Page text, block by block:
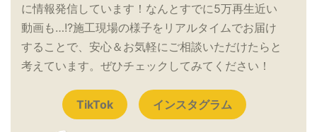
に情報発信しています！なんとすでに5万再生近い
動画も…!?施工現場の様子をリアルタイムでお届け
することで、安心＆お気軽にご相談いただけたらと
考えています。ぜひチェックしてみてください！
TikTok インスタグラム